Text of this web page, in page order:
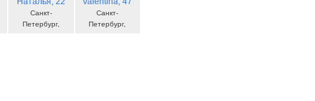
Санкт-
Петербург,
Санкт-
Петербург,